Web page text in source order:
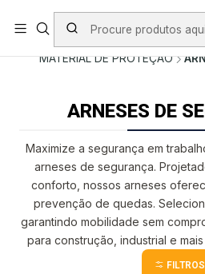
PORTES INCLUÍDOS EM
Início PRODUTOS
MATERIAL DE PROTEÇÃO
ARNESES DE
Maximize a segurança em
arneses de segurança.
conforto, nossos arneses
prevenção de quedas.
garantindo mobilidade sem
para construção, industrial e
FILTROS